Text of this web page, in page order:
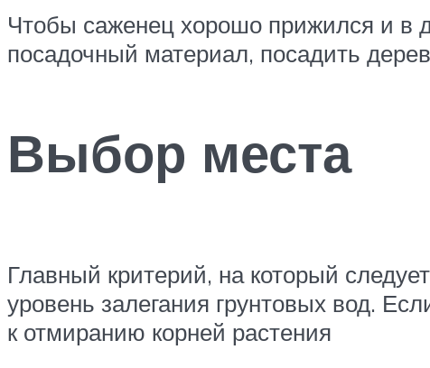
Чтобы саженец хорошо прижился и в
посадочный материал, посадить
Выбор места
Главный критерий, на который
уровень залегания грунтовых вод.
к отмиранию корней растения